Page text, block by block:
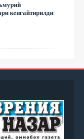
кенгайтирилди